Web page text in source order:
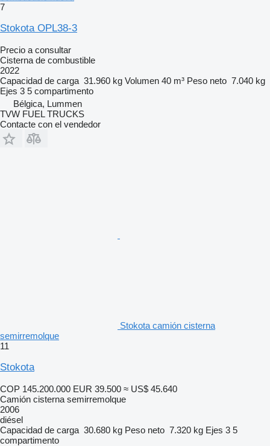
7
Stokota OPL38-3
Precio a consultar
Cisterna de combustible
2022
Capacidad de carga 31.960 kg Volumen 40 m³ Peso neto 7.040 kg
Ejes 3 5 compartimento
Bélgica, Lummen
TVW FUEL TRUCKS
Contacte con el vendedor
Stokota camión cisterna
semirremolque
11
Stokota
COP 145.200.000 EUR 39.500 ≈ US$ 45.640
Camión cisterna semirremolque
2006
diésel
Capacidad de carga 30.680 kg Peso neto 7.320 kg Ejes 3 5
compartimento